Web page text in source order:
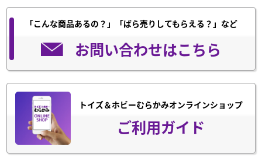
「こんな商品あるの？」「ばら売りしてもらえる？」など
お問い合わせはこちら
トイズ＆ホビーむらかみオンラインショップ
ご利用ガイド